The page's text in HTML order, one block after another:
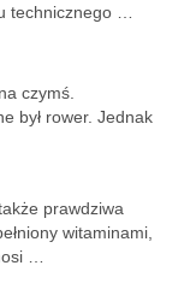
technicznego …
czymś.
był rower. Jednak
prawdziwa
witaminami,
…